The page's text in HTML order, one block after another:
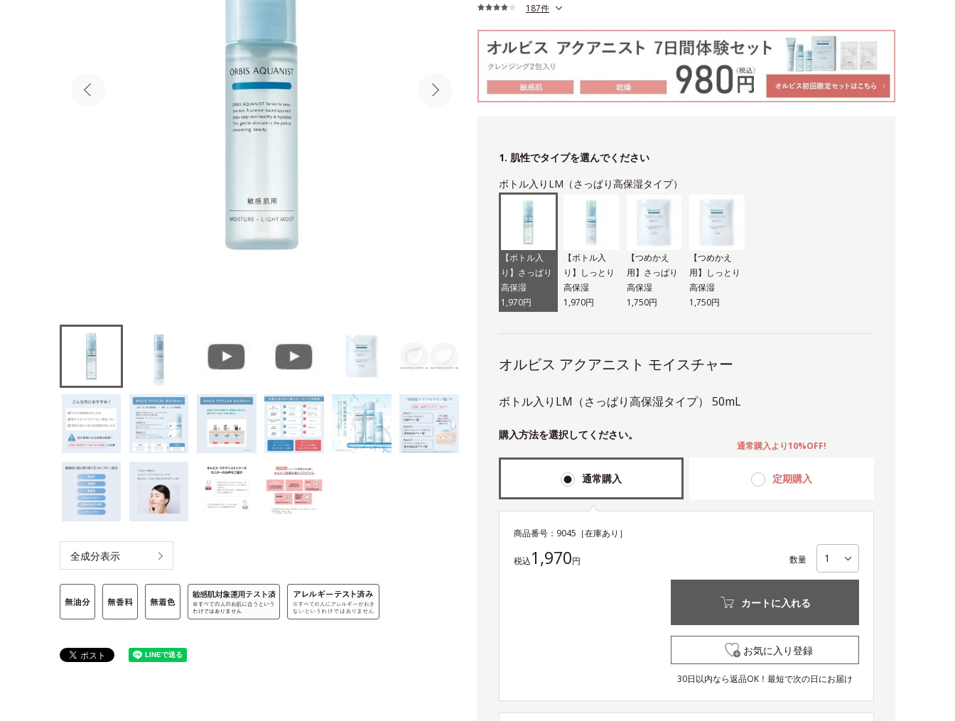
187件
全成分表示
1. 肌性でタイプを選んでください
ボトル入りLM（さっぱり高保湿タイプ）
【ボトル入
り】さっぱり
高保湿
1,970円
【ボトル入
り】しっとり
高保湿
1,970円
【つめかえ
用】さっぱり
高保湿
1,750円
【つめかえ
用】しっとり
高保湿
1,750円
オルビス アクアニスト モイスチャー
ボトル入りLM（さっぱり高保湿タイプ） 50mL
購入方法を選択してください。
通常購入 定期購入
通常購入より10%OFF!
商品番号： 9045 ［在庫あり］
税込1,970円 数量
カートに入れる
お気に入り登録
30日以内なら返品OK！最短で次の日にお届け